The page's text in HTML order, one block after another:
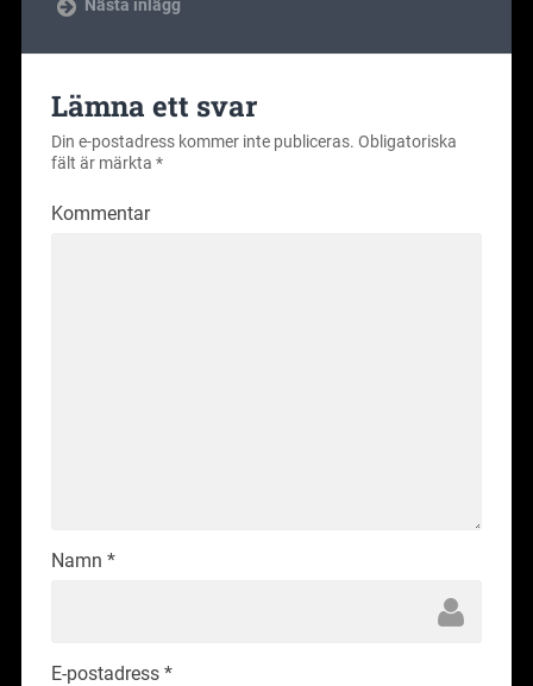
Nästa inlägg
Lämna ett svar
Din e-postadress kommer inte publiceras. Obligatoriska
fält är märkta *
Kommentar
Namn *
E-postadress *